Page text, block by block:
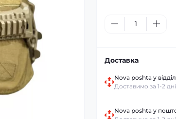
Доставка
Nova poshta у
Доставимо за 1-2 дні
Nova poshta у